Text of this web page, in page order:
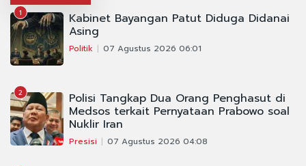
1 Kabinet Bayangan Patut Diduga Didanai
Asing
Politik 07 Agustus 2026 06:01
2 Polisi Tangkap Dua Orang Penghasut di
Medsos terkait Pernyataan Prabowo soal
Nuklir Iran
Presisi 07 Agustus 2026 04:08